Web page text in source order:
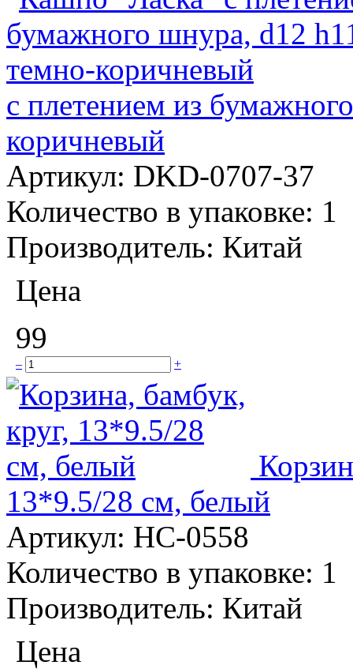
с плетением из
коричневый
Артикул: DKD-0707-37
Количество в упаковке: 1
Производитель: Китай
Цена
99
– +
13*9.5/28 см, белый
Артикул: НС-0558
Количество в упаковке: 1
Производитель: Китай
Цена